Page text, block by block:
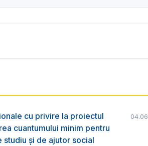
cu privire la proiectul
cuantumului minim pentru
și de ajutor social